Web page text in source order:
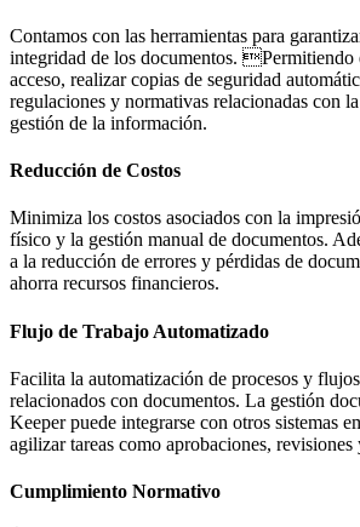
Contamos con las herramientas para
integridad de los documentos. Permitiendo
acceso, realizar copias de seguridad
regulaciones y normativas relacionadas con
gestión de la información.
Reducción de Costos
Minimiza los costos asociados con la
físico y la gestión manual de documentos.
a la reducción de errores y pérdidas de
ahorra recursos financieros.
Flujo de Trabajo Automatizado
Facilita la automatización de procesos y
relacionados con documentos. La gestión
Keeper puede integrarse con otros sistemas
agilizar tareas como aprobaciones,
Cumplimiento Normativo